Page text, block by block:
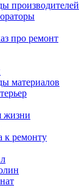
производителей
про ремонт
материалов
жизни
к ремонту